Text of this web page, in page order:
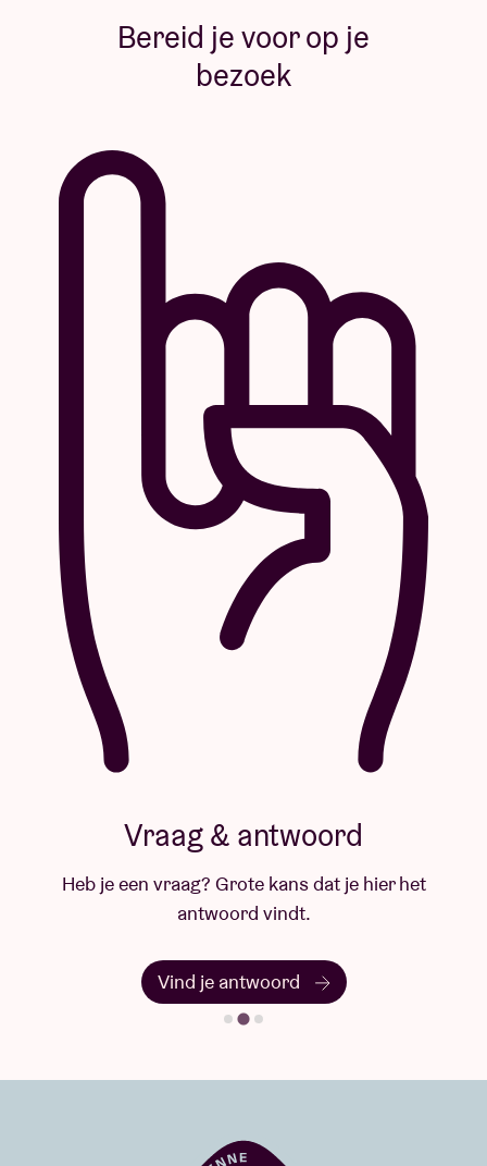
Bereid je voor op je
bezoek
Vraag & antwoord
Heb je een vraag? Grote kans dat je hier het
antwoord vindt.
Vind je antwoord